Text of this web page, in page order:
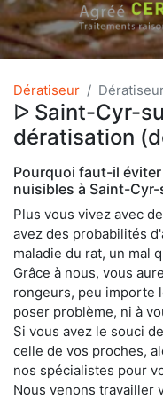
Dératiseur
ᐅ Saint-Cyr-
dératisation
Pourquoi faut-il
nuisibles à Saint-
Plus vous vivez avec
avez des probabilités
maladie du rat, un mal
Grâce à nous, vous
rongeurs, peu importe
poser problème, ni à
Si vous avez le souci
celle de vos proches,
nos spécialistes pour
Nous venons travailler